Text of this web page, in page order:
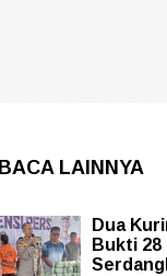
BACA LAINNYA
Dua
Bukti 28